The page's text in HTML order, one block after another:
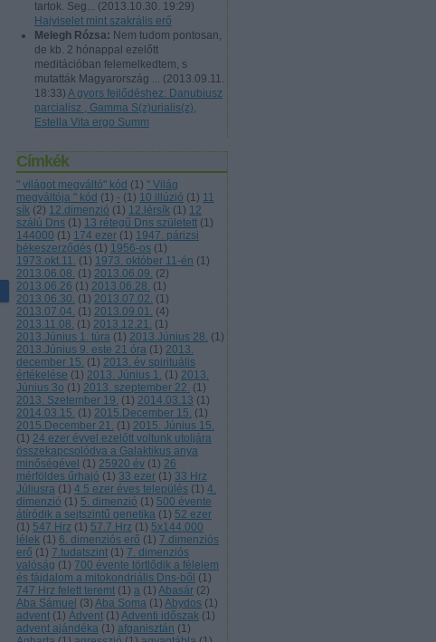
tartok. Seg... (2013.10.30. 19:29)
Hajviselet mint szakrális erő
Melegh Rózsa: Nem tudom pontosan,
de kb. 2 hónappal ezelőtt
meditációban felemelkedtem, s
mutatták Magyarország ... (2013.09.11.
18:33) A gyors fejlődéshez: Danubiusz
parcialisz , Gamma S(z)urialis(z),
Estella Vita ergo Summ
Címkék
" világot megváltó" kód (1) " Világ
megváltója " kód (1) - (1) 10 illúzió (1) 11
sík (2) 12.dimenzió (1) 12.lérsík (1) 12
szálú Dns (1) 13 rétegű Dns született (1)
144000 (1) 174 ezer (1) 1947. párizsi
békeszerződés (1) 1956-os (1)
1973.okt.11. (1) 1973. október 11-én (1)
2013.06.08. (1) 2013.06.09. (2)
2013.06.26 (1) 2013.06.28. (1)
2013.06.30. (1) 2013.07.02. (1)
2013.07.04. (1) 2013.09.01. (4)
2013.11.08. (1) 2013.12.21. (1)
2013.Június 1. túra (1) 2013.Június 28. (1)
2013.Június 9. este 21 óra (1) 2013.
december 15. (1) 2013. év spirituális
értékelése (1) 2013. Június 1. (1) 2013.
Június 3o (1) 2013. szeptember 22. (1)
2013. Szetember 19. (1) 2014.03.13 (1)
2014.03.15. (1) 2015.December 15. (1)
2015.December 21. (1) 2015. Június 15.
(1) 24 ezer évvel ezelőtt voltunk utoljára
összekapcsolódva a Galaktikus anya
minőségével (1) 25920 év (1) 26
mérföldes űrhajó (1) 33 ezer (1) 33 Hrz
Júliusra (1) 4.5 ezer éves település (1) 4.
dimenzió (1) 5. dimenzió (1) 500 évente
átíródik a sejtszintű genetika (1) 52 ezer
(1) 547 Hrz (1) 57.7 Hrz (1) 5x144.000
lélek (1) 6. dimenziós erő (1) 7.dimenziós
erő (1) 7.tudatszint (1) 7. dimenziós
valóság (1) 700 évente törtlődik a félelem
és fájdalom a mitokondriális Dns-ből (1)
747 Hrz felett teremt (1) a (1) Abasár (2)
Aba Sámuel (3) Aba Soma (1) Abydos (1)
advent (1) Ádvent (1) Adventi időszak (1)
advent ajándéka (1) afganisztán (1)